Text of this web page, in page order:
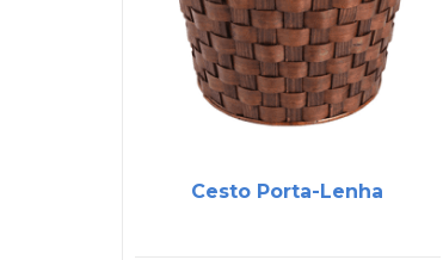
Cesto Porta-Lenha